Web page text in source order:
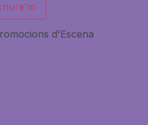
d'Escena